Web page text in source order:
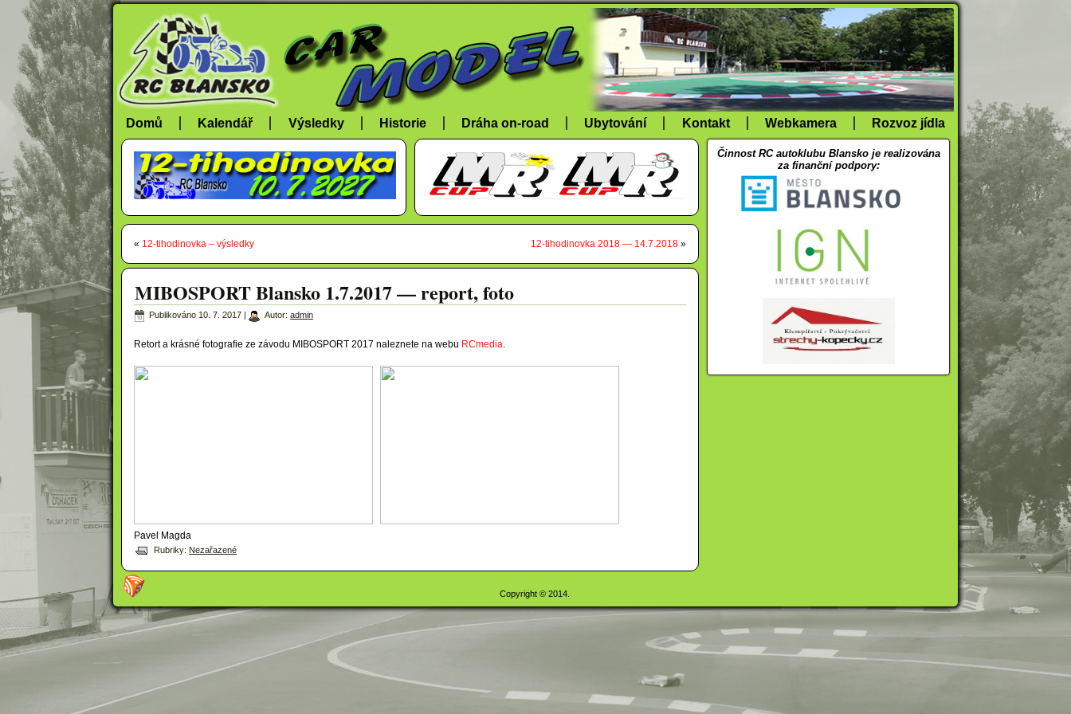
Domů Kalendář Výsledky Historie Dráha on-road Ubytování Kontakt Webkamera Rozvoz jídla
« 12-tihodinovka – výsledky 12-tihodinovka 2018 — 14.7.2018 »
MIBOSPORT Blansko 1.7.2017 — report, foto
Publikováno 10. 7. 2017 Autor: admin
Retort a krásné fotografie ze závodu MIBOSPORT 2017 naleznete na webu RCmedia.
Pavel Magda
Rubriky: Nezařazené
Činnost RC autoklubu Blansko je realizována
za finanční podpory:
Copyright © 2014.